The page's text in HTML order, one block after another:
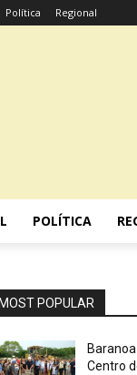
Política Regional
POLÍTICA
MOST POPULAR
Centro